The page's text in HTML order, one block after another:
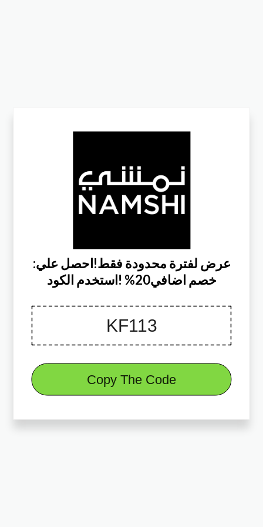
:عرض لفترة محدودة فقط!احصل علي
خصم اضافي20% !استخدم الكود
Copy The Code